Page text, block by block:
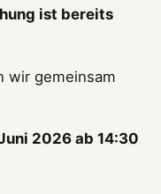
ist bereits
wir gemeinsam
2026 ab 14:30